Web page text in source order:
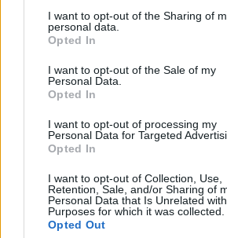
I want to opt-out of the Sharing of
personal data.
Opted In
I want to opt-out of the Sale of my
Personal Data.
Opted In
I want to opt-out of processing my
Personal Data for Targeted
Opted In
I want to opt-out of Collection, Use,
Retention, Sale, and/or Sharing of
Personal Data that Is Unrelated
Purposes for which it was collected.
Opted Out
στην Αρκαδία
Δύο οδηγούς με δίμηνη
προσλαμβάνει ο Δήμος
Τρίπολη: χειροπέδες σε
Δέκα συλλήψεις μετά από
καταυλισμό ρομά στη
Εγκληματικό δίκτυο που
στη διακίνηση ναρκωτικών
ΕΛ.ΑΣ.
Έξι συλλήψεις μέσα σε 24